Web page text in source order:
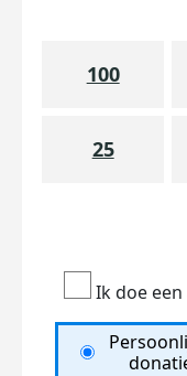
100
25
Ik doe